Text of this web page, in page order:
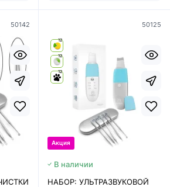
50142 50125
12
12
12
Акция
В наличии
НАБОР: УЛЬТРАЗВУКОВОЙ